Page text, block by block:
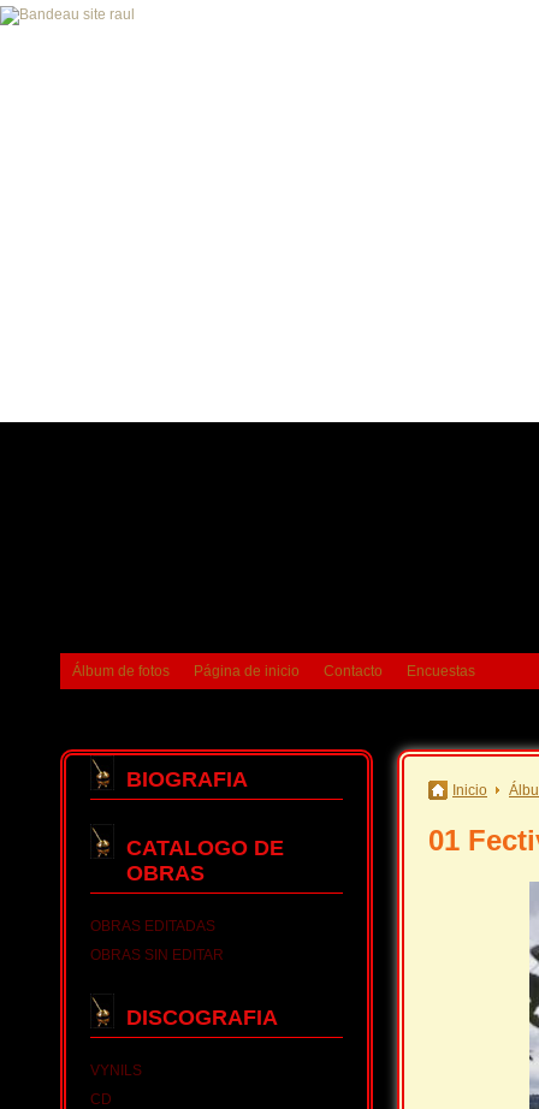
Álbum de fotos Página de inicio Contacto Encuestas
BIOGRAFIA
CATALOGO DE
OBRAS
OBRAS EDITADAS
OBRAS SIN EDITAR
DISCOGRAFIA
VYNILS
CD
Inicio
01